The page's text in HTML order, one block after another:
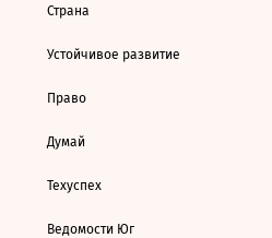
Страна
Устойчивое развитие
Право
Думай
Техуспех
Ведомости Юг